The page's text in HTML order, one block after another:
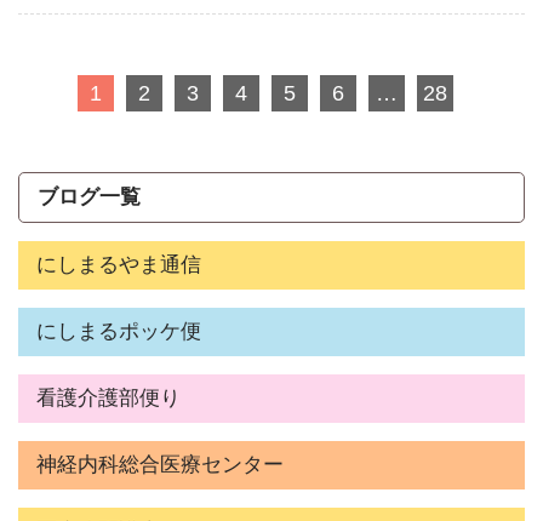
1 2 3 4 5 6 … 28
ブログ一覧
にしまるやま通信
にしまるポッケ便
看護介護部便り
神経内科総合医療センター